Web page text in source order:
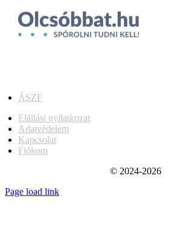
ÁSZF
Elállási nyilatkozat
Adatvédelem
Kapcsolat
Fiókom
© 2024-2026
Page load link